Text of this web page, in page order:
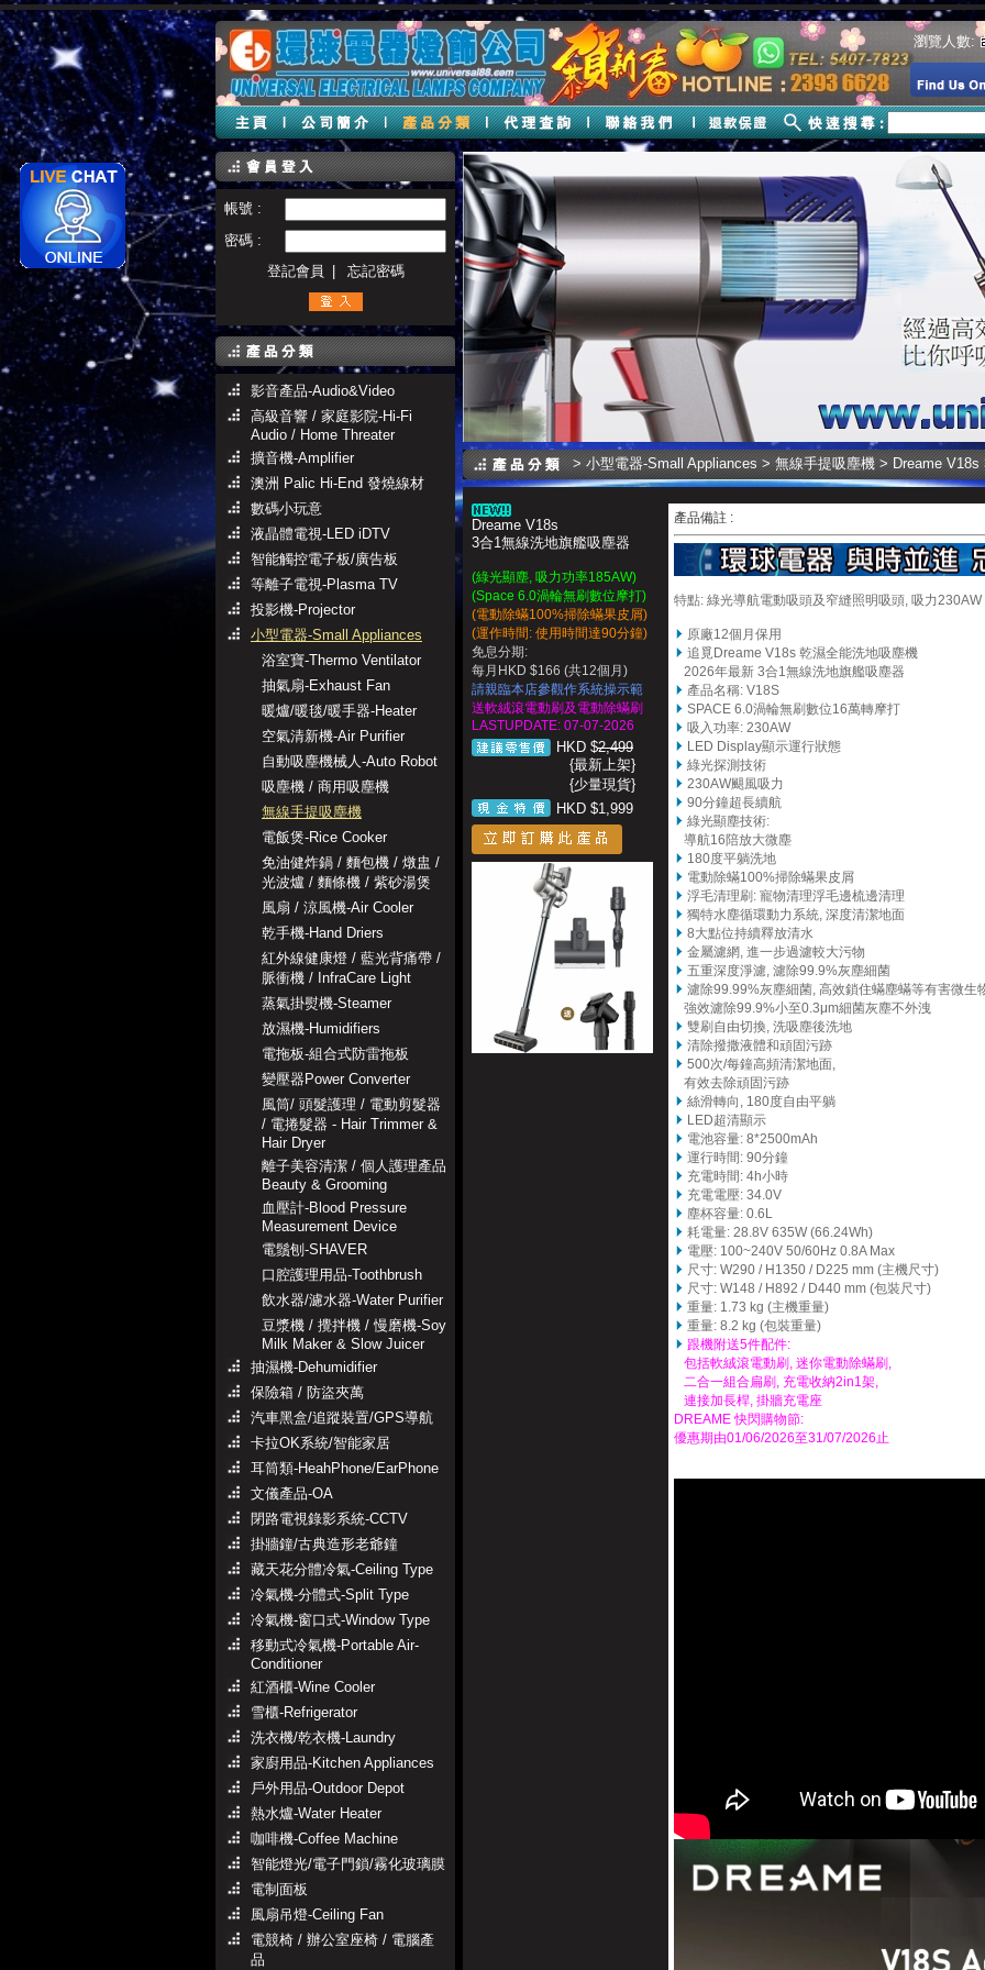
瀏覽人數:
帳號 :
密碼 :
登記會員
忘記密碼
影音產品-Audio&Video
高級音響 / 家庭影院-Hi-Fi
Audio / Home Threater
擴音機-Amplifier
澳洲 Palic Hi-End 發燒線材
數碼小玩意
液晶體電視-LED iDTV
智能觸控電子板/廣告板
等離子電視-Plasma TV
投影機-Projector
小型電器-Small Appliances
浴室寶-Thermo Ventilator
抽氣扇-Exhaust Fan
暖爐/暖毯/暖手器-Heater
空氣清新機-Air Purifier
自動吸塵機械人-Auto Robot
吸塵機 / 商用吸塵機
無線手提吸塵機
電飯煲-Rice Cooker
免油健炸鍋 / 麵包機 / 燉盅 /
光波爐 / 麵條機 / 紫砂湯煲
風扇 / 涼風機-Air Cooler
乾手機-Hand Driers
紅外線健康燈 / 藍光背痛帶 /
脈衝機 / InfraCare Light
蒸氣掛熨機-Steamer
放濕機-Humidifiers
電拖板-組合式防雷拖板
變壓器Power Converter
風筒/ 頭髮護理 / 電動剪髮器
/ 電捲髮器 - Hair Trimmer &
Hair Dryer
離子美容清潔 / 個人護理產品
Beauty & Grooming
血壓計-Blood Pressure
Measurement Device
電鬚刨-SHAVER
口腔護理用品-Toothbrush
飲水器/濾水器-Water Purifier
豆漿機 / 攪拌機 / 慢磨機-Soy
Milk Maker & Slow Juicer
抽濕機-Dehumidifier
保險箱 / 防盜夾萬
汽車黑盒/追蹤裝置/GPS導航
卡拉OK系統/智能家居
耳筒類-HeahPhone/EarPhone
文儀產品-OA
閉路電視錄影系統-CCTV
掛牆鐘/古典造形老爺鐘
藏天花分體冷氣-Ceiling Type
冷氣機-分體式-Split Type
冷氣機-窗口式-Window Type
移動式冷氣機-Portable Air-
Conditioner
紅酒櫃-Wine Cooler
雪櫃-Refrigerator
洗衣機/乾衣機-Laundry
家廚用品-Kitchen Appliances
戶外用品-Outdoor Depot
熱水爐-Water Heater
咖啡機-Coffee Machine
智能燈光/電子門鎖/霧化玻璃膜
電制面板
風扇吊燈-Ceiling Fan
電競椅 / 辦公室座椅 / 電腦產
品
>小型電器-Small Appliances>無線手提吸塵機> Dreame V18s
Dreame V18s
3合1無線洗地旗艦吸塵器
(綠光顯塵, 吸力功率185AW)
(Space 6.0渦輪無刷數位摩打)
(電動除蟎100%掃除蟎果皮屑)
(運作時間: 使用時間達90分鐘)
免息分期:
每月HKD $166 (共12個月)
請親臨本店參觀作系統操示範
送軟絨滾電動刷及電動除蟎刷
LASTUPDATE: 07-07-2026
HKD $2,499
{最新上架}
{少量現貨}
HKD $1,999
產品備註 :
特點: 綠光導航電動吸頭及窄縫照明吸頭, 吸力230AW
原廠12個月保用
追覓Dreame V18s 乾濕全能洗地吸塵機
2026年最新 3合1無線洗地旗艦吸塵器
產品名稱: V18S
SPACE 6.0渦輪無刷數位16萬轉摩打
吸入功率: 230AW
LED Display顯示運行狀態
綠光探測技術
230AW颶風吸力
90分鐘超長續航
綠光顯塵技術:
導航16陪放大微塵
180度平躺洗地
電動除蟎100%掃除蟎果皮屑
浮毛清理刷: 寵物清理浮毛邊梳邊清理
獨特水塵循環動力系統, 深度清潔地面
8大點位持續釋放清水
金屬濾網, 進一步過濾較大污物
五重深度淨濾, 濾除99.9%灰塵細菌
濾除99.99%灰塵細菌, 高效鎖住蟎塵蟎等有害微生
強效濾除99.9%小至0.3μm細菌灰塵不外洩
雙刷自由切換, 洗吸塵後洗地
清除撥撒液體和頑固污跡
500次/每鐘高頻清潔地面,
有效去除頑固污跡
絲滑轉向, 180度自由平躺
LED超清顯示
電池容量: 8*2500mAh
運行時間: 90分鐘
充電時間: 4h小時
充電電壓: 34.0V
塵杯容量: 0.6L
耗電量: 28.8V 635W (66.24Wh)
電壓: 100~240V 50/60Hz 0.8A Max
尺寸: W290 / H1350 / D225 mm (主機尺寸)
尺寸: W148 / H892 / D440 mm (包裝尺寸)
重量: 1.73 kg (主機重量)
重量: 8.2 kg (包裝重量)
跟機附送5件配件:
包括軟絨滾電動刷, 迷你電動除蟎刷,
二合一組合扁刷, 充電收納2in1架,
連接加長桿, 掛牆充電座
DREAME 快閃購物節:
優惠期由01/06/2026至31/07/2026止